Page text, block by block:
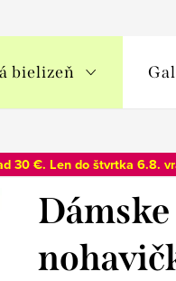
bielizeň
30 €. Len doštvrtka 6.8.